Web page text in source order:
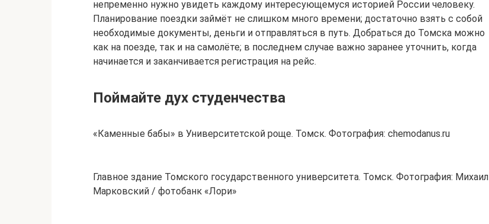
непременно нужно увидеть каждому интересующемуся историей России человеку.
Планирование поездки займёт не слишком много времени; достаточно взять с собой
необходимые документы, деньги и отправляться в путь. Добраться до Томска можно
как на поезде, так и на самолёте; в последнем случае важно заранее уточнить, когда
начинается и заканчивается регистрация на рейс.
Поймайте дух студенчества
«Каменные бабы» в Университетской роще. Томск. Фотография: chemodanus.ru
Главное здание Томского государственного университета. Томск. Фотография: Михаил
Марковский / фотобанк «Лори»